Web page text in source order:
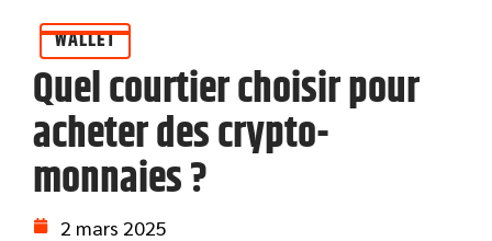
WALLET
Quel courtier choisir pour
acheter des crypto-
monnaies ?
2 mars 2025